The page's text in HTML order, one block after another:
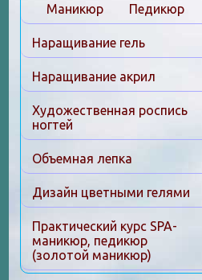
Маникюр Педикюр
Наращивание гель
Наращивание акрил
Художественная роспись
ногтей
Объемная лепка
Дизайн цветными гелями
Практический курс SPA-
маникюр, педикюр
(золотой маникюр)